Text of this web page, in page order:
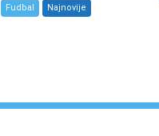
Fudbal Najnovije